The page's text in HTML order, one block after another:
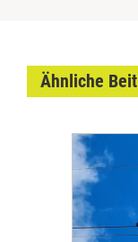
Ähnliche